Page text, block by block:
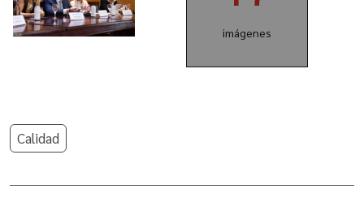
imágenes
Calidad